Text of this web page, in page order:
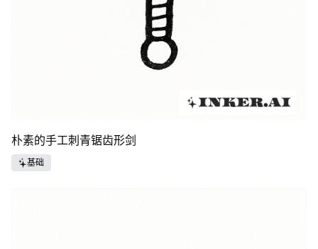
朴素的手工刺青锯齿形剑
基础